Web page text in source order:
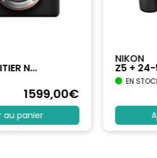
N...
1599,00€
au panier
NIKON
Z5 +
EN